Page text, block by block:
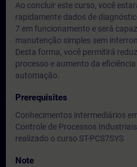
Ao concluir este curso, você
rapidamente dados de
7 em funcionamento e será
manutenção simples sem
Desta forma, você permitirá
processo e aumento da
automação.
Prerequisites
Conhecimentos intermediários
Controle de Processos
realizado o curso ST-PCS7SYS
Note